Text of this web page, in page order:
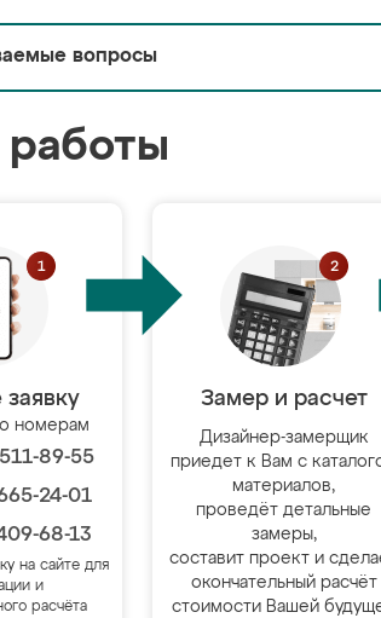
вопросы
заявку
номерам
89-55
24-01
68-13
на сайте для
и
расчёта
Замер и расчет
Дизайнер-замерщик
приедет к Вам с
материалов,
проведёт детальные
замеры,
составит проект и
окончательный расчёт
стоимости Вашей